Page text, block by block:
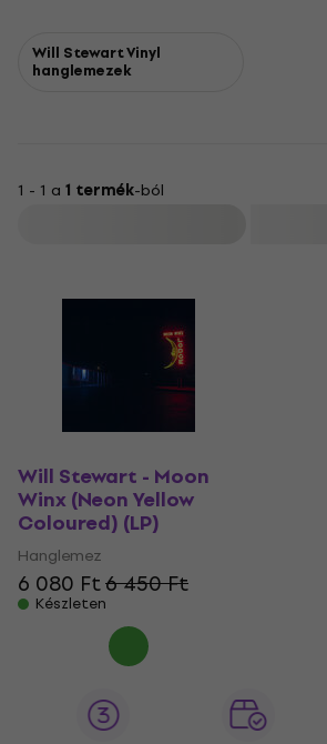
Will Stewart Vinyl
hanglemezek
1 - 1 a 1 termék-ból
Will Stewart - Moon
Winx (Neon Yellow
Coloured) (LP)
Hanglemez
6 080 Ft6 450 Ft
Készleten